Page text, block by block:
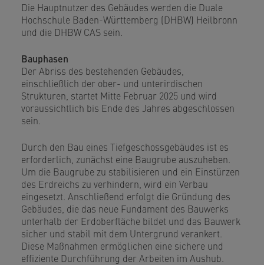
Die Hauptnutzer des Gebäudes werden die Duale
Hochschule Baden-Württemberg (DHBW) Heilbronn
und die DHBW CAS sein.
Bauphasen
Der Abriss des bestehenden Gebäudes,
einschließlich der ober- und unterirdischen
Strukturen, startet Mitte Februar 2025 und wird
voraussichtlich bis Ende des Jahres abgeschlossen
sein.
Durch den Bau eines Tiefgeschossgebäudes ist es
erforderlich, zunächst eine Baugrube auszuheben.
Um die Baugrube zu stabilisieren und ein Einstürzen
des Erdreichs zu verhindern, wird ein Verbau
eingesetzt. Anschließend erfolgt die Gründung des
Gebäudes, die das neue Fundament des Bauwerks
unterhalb der Erdoberfläche bildet und das Bauwerk
sicher und stabil mit dem Untergrund verankert.
Diese Maßnahmen ermöglichen eine sichere und
effiziente Durchführung der Arbeiten im Aushub.